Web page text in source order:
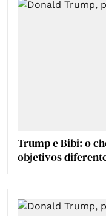
Trump e Bibi: o
objetivos